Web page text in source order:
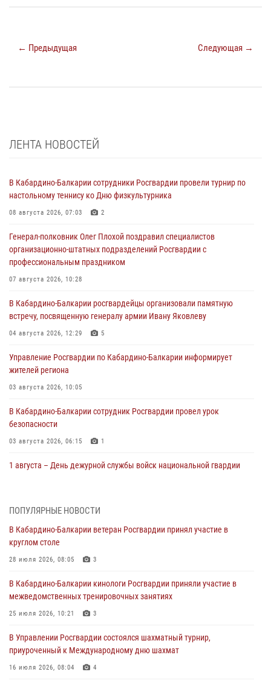
← Предыдущая Следующая →
ЛЕНТА НОВОСТЕЙ
В Кабардино-Балкарии сотрудники Росгвардии провели турнир по
настольному теннису ко Дню физкультурника
08 августа 2026, 07:03 2
Генерал-полковник Олег Плохой поздравил специалистов
организационно-штатных подразделений Росгвардии с
профессиональным праздником
07 августа 2026, 10:28
В Кабардино-Балкарии росгвардейцы организовали памятную
встречу, посвященную генералу армии Ивану Яковлеву
04 августа 2026, 12:29 5
Управление Росгвардии по Кабардино-Балкарии информирует
жителей региона
03 августа 2026, 10:05
В Кабардино‑Балкарии сотрудник Росгвардии провел урок
безопасности
03 августа 2026, 06:15 1
1 августа – День дежурной службы войск национальной гвардии
мировой войне 1914-1918 годов
01 августа 2026, 07:30
поздравил специалистов подразделений тыла с профессиональным
праздником
01 августа 2026, 00:10
Росгвардия обеспечивает безопасность граждан на южном
направлении
31 июля 2026, 09:22
ПОПУЛЯРНЫЕ НОВОСТИ
В Кабардино-Балкарии ветеран Росгвардии принял участие в
круглом столе
28 июля 2026, 08:05 3
В Кабардино-Балкарии кинологи Росгвардии приняли участие в
межведомственных тренировочных занятиях
25 июля 2026, 10:21 3
В Управлении Росгвардии состоялся шахматный турнир,
приуроченный к Международному дню шахмат
16 июля 2026, 08:04 4